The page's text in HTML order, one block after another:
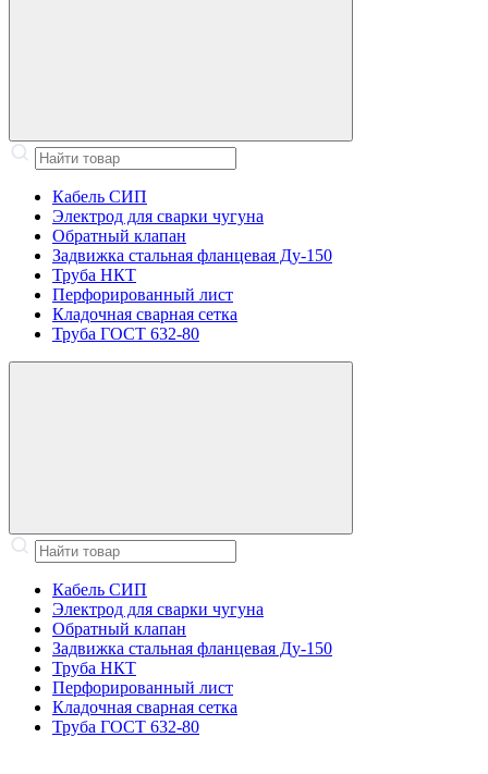
Кабель СИП
Электрод для сварки чугуна
Обратный клапан
Задвижка стальная фланцевая Ду-150
Труба НКТ
Перфорированный лист
Кладочная сварная сетка
Труба ГОСТ 632-80
Кабель СИП
Электрод для сварки чугуна
Обратный клапан
Задвижка стальная фланцевая Ду-150
Труба НКТ
Перфорированный лист
Кладочная сварная сетка
Труба ГОСТ 632-80